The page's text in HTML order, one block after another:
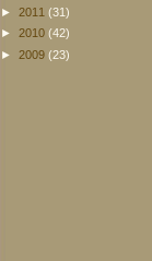
► 2011 (31)
► 2010 (42)
► 2009 (23)